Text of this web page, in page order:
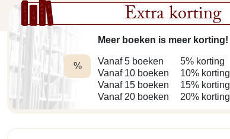
Extra korting
%
Meer boeken is meer korting!
Vanaf 5 boeken
Vanaf 10 boeken
Vanaf 15 boeken
Vanaf 20 boeken
5% korting
10% korting
15% korting
20% korting